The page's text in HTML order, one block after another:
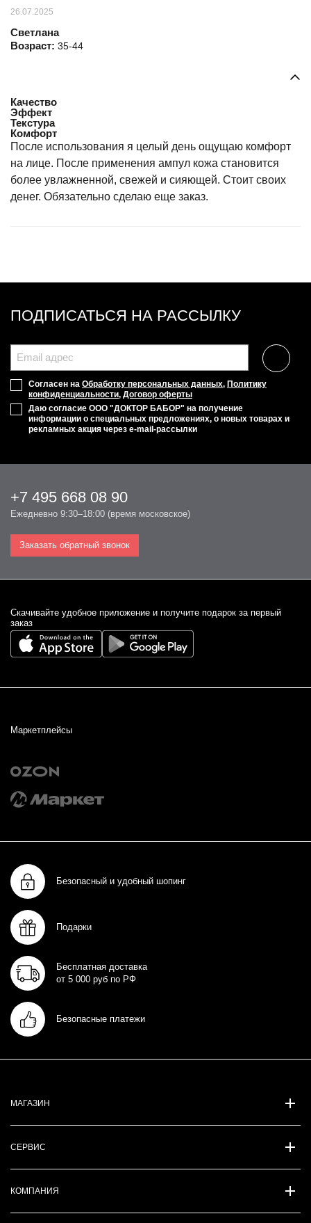
26.07.2025
Светлана
Возраст: 35-44
Качество
Эффект
Текстура
Комфорт
После использования я целый день ощущаю комфорт
на лице. После применения ампул кожа становится
более увлажненной, свежей и сияющей. Стоит своих
денег. Обязательно сделаю еще заказ.
ПОДПИСАТЬСЯ НА РАССЫЛКУ
Согласен на Обработку персональных данных, Политику
конфиденциальности, Договор оферты
Даю согласие ООО "ДОКТОР БАБОР" на получение
информации о специальных предложениях, о новых товарах и
рекламных акция через e-mail-рассылки
+7 495 668 08 90
Ежедневно 9:30–18:00 (время московское)
Заказать обратный звонок
Cкачивайте удобное приложение и получите подарок за первый
заказ
Маркетплейсы
Безопасный и удобный шопинг
Подарки
Бесплатная доставка
от 5 000 руб по РФ
Безопасные платежи
МАГАЗИН
СЕРВИС
КОМПАНИЯ